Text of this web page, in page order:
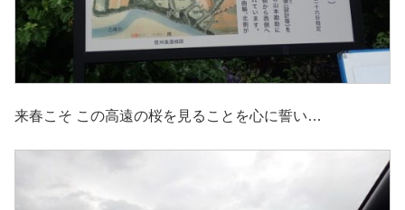
来春こそ この高遠の桜を見ることを心に誓い…